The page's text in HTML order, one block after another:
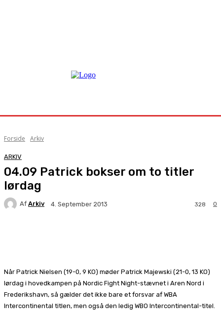
Forside Arkiv
ARKIV
04.09 Patrick bokser om to titler
lørdag
Af Arkiv 4. September 2013 0
328
Når Patrick Nielsen (19-0, 9 KO) møder Patrick Majewski (21-0, 13 KO)
lørdag i hovedkampen på Nordic Fight Night-stævnet i Aren Nord i
Frederikshavn, så gælder det ikke bare et forsvar af WBA
Intercontinental titlen, men også den ledig WBO Intercontinental-titel.